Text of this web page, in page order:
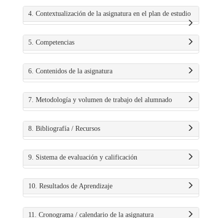
4. Contextualización de la asignatura en el plan de estudio
5. Competencias
6. Contenidos de la asignatura
7. Metodología y volumen de trabajo del alumnado
8. Bibliografía / Recursos
9. Sistema de evaluación y calificación
10. Resultados de Aprendizaje
11. Cronograma / calendario de la asignatura